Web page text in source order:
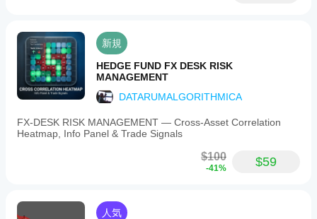
新規
HEDGE FUND FX DESK RISK
MANAGEMENT
DATARUMALGORITHMICA
FX‑DESK RISK MANAGEMENT — Cross‑Asset Correlation
Heatmap, Info Panel & Trade Signals
$100
-41% $59
人気